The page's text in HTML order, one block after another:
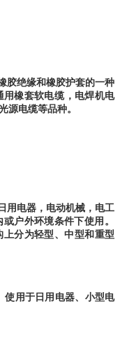
胶绝缘和橡胶护套的一种
用橡套软电缆，电焊机电
源电缆等品种。
，电动机械，电工
外环境条件下使用。
分为轻型、中型和重型
使用于日用电器、小型电